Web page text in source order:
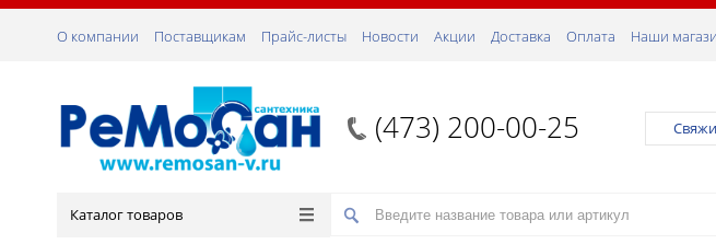
О компании Поставщикам Прайс-листы Новости Акции Доставка Оплата Наши
(473) 200-00-25
Каталог товаров